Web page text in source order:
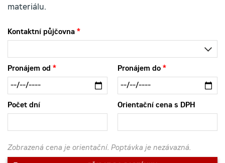
materiálu.
Kontaktní půjčovna
Pronájem od Pronájem do
Počet dní Orientační cena s DPH
Zobrazená cena je orientační. Poptávka je nezávazná.